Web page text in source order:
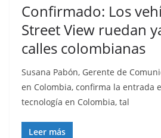
Confirmado: Los
Street View ruedan
calles colombianas
Susana Pabón, Gerente de
en Colombia, confirma la entrada
tecnología en Colombia, tal
Leer más